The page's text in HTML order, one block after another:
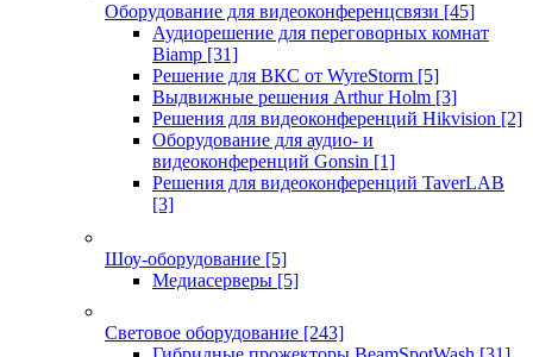
Оборудование для видеоконференцсвязи [45]
Аудиорешение для переговорных комнат
Biamp [31]
Решение для ВКС от WyreStorm [5]
Выдвижные решения Arthur Holm [3]
Решения для видеоконференций Hikvision [2]
Оборудование для аудио- и
видеоконференций Gonsin [1]
Решения для видеоконференций TaverLAB
[3]
Шоу-оборудование [5]
Медиасерверы [5]
Световое оборудование [243]